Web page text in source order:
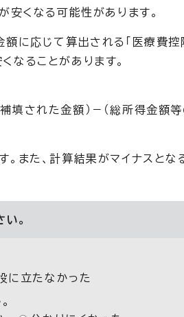
安くなる可能性があります。
に応じて算出される「医療費控
なることがあります。
填された金額）－（総所得金
た、計算結果がマイナスとな
。
に立たなかった